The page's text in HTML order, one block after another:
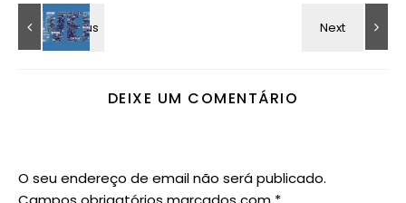
DEIXE UM COMENTÁRIO
O seu endereço de email não será publicado.